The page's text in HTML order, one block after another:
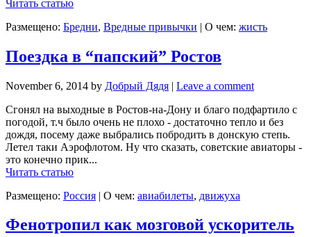
Читать статью
Размещено: Бредни, Вредные привычки | О чем: жисть
Поездка в “папский” Ростов
November 6, 2014 by Добрый Дядя | Leave a comment
Сгонял на выходные в Ростов-на-Дону и благо подфартило с
погодой, т.ч было очень не плохо - достаточно тепло и без
дождя, посему даже выбрались побродить в донскую степь.
Летел таки Аэрофлотом. Ну что сказать, советские авиаторы -
это конечно прик...
Читать статью
Размещено: Россия | О чем: авиабилеты, движуха
Фенотропил как мозговой ускоритель